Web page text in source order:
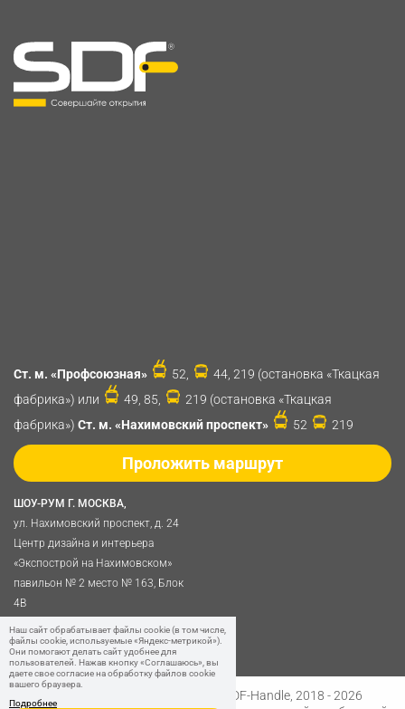
ШОУ-РУМ Г. МОСКВА,
ул. Нахимовский проспект, д. 24
Центр дизайна и интерьера
«Экспострой на Нахимовском»
павильон № 2 место № 163, Блок
4B
Политика обработки
персональных данных
Ст. м. «Профсоюзная» 52,
44, 219 (остановка «Ткацкая
фабрика») или
49, 85,
219 (остановка «Ткацкая
фабрика») Ст. м. «Нахимовский проспект» 52 219
Проложить маршрут
© SDF-Handle, 2018 - 2026
Наш сайт обрабатывает файлы cookie (в том числе,
файлы cookie, используемые «Яндекс-метрикой»).
Они помогают делать сайт удобнее для
пользователей. Нажав кнопку «Соглашаюсь», вы
даете свое согласие на обработку файлов cookie
вашего браузера.
Подробнее